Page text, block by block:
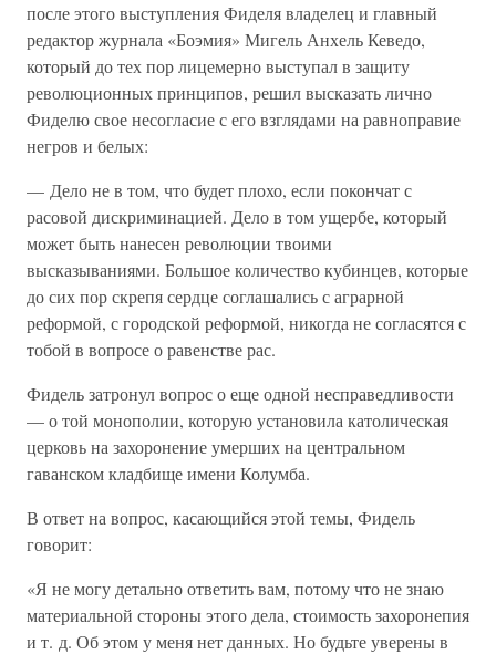
после этого выступления Фиделя владелец и главный
редактор журнала «Боэмия» Мигель Анхель Кеведо,
который до тех пор лицемерно выступал в защиту
революционных принципов, решил высказать лично
Фиделю свое несогласие с его взглядами на равноправие
негров и белых:
— Дело не в том, что будет плохо, если покончат с
расовой дискриминацией. Дело в том ущербе, который
может быть нанесен революции твоими
высказываниями. Большое количество кубинцев, которые
до сих пор скрепя сердце соглашались с аграрной
реформой, с городской реформой, никогда не согласятся с
тобой в вопросе о равенстве рас.
Фидель затронул вопрос о еще одной несправедливости
— о той монополии, которую установила католическая
церковь на захоронение умерших на центральном
гаванском кладбище имени Колумба.
В ответ на вопрос, касающийся этой темы, Фидель
говорит:
«Я не могу детально ответить вам, потому что не знаю
материальной стороны этого дела, стоимость захоронепия
и т. д. Об этом у меня нет данных. Но будьте уверены в